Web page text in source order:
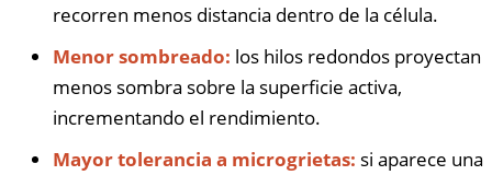
recorren menos distancia dentro de la célula.
Menor sombreado: los hilos redondos proyectan
menos sombra sobre la superficie activa,
incrementando el rendimiento.
Mayor tolerancia a microgrietas: si aparece una